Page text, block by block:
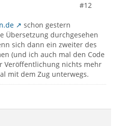
#12
schon gestern
Übersetzung durchgesehen
sich dann ein zweiter des
(und ich auch mal den Code
Veröffentlichung nichts mehr
mit dem Zug unterwegs.